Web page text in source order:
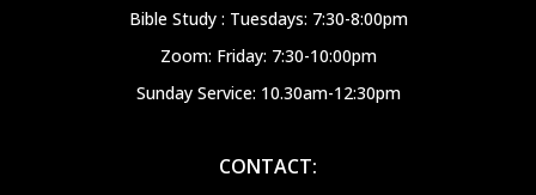
Bible Study : Tuesdays: 7:30-8:00pm
Zoom: Friday: 7:30-10:00pm
Sunday Service: 10.30am-12:30pm
CONTACT: